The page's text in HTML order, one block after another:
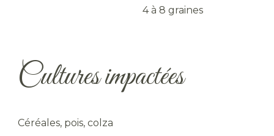
4 à 8 graines
Cultures impactées
Céréales, pois, colza